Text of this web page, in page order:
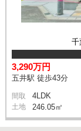
千
3,290万円
五井駅 徒歩43分
間取 4LDK
土地 246.05㎡